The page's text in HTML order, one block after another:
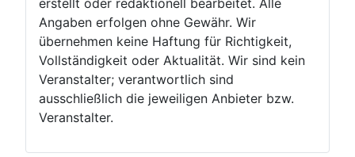
erstellt oder redaktionell bearbeitet. Alle
Angaben erfolgen ohne Gewähr. Wir
übernehmen keine Haftung für Richtigkeit,
Vollständigkeit oder Aktualität. Wir sind kein
Veranstalter; verantwortlich sind
ausschließlich die jeweiligen Anbieter bzw.
Veranstalter.